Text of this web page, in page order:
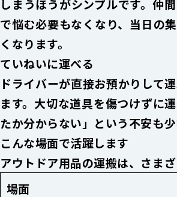
しまうほうがシンプルです。仲
で悩む必要もなくなり、当日の
くなります。
ていねいに運べる
ドライバーが直接お預かりして
ます。大切な道具を傷つけずに
たか分からない」という不安も少
こんな場面で活躍します
アウトドア用品の運搬は、さま
場面